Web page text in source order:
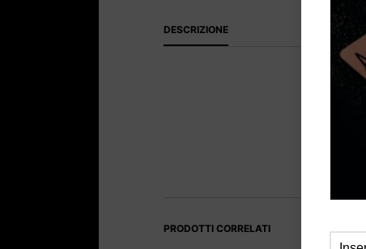
DESCRIZIONE
PRODOTTI CORRELATI